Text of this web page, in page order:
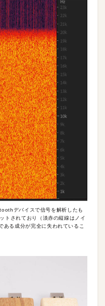
デバイスで信号を解析したも
トされており（淡赤の縦線はノイ
ある成分が完全に失われているこ